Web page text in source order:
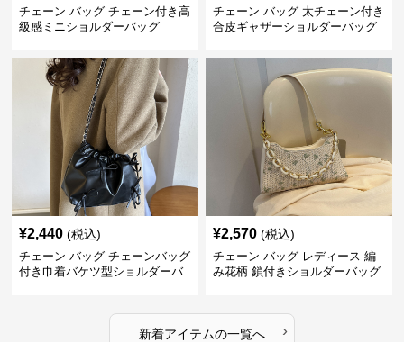
チェーン バッグ チェーン付き高
級感ミニショルダーバッグ
チェーン バッグ 太チェーン付き
合皮ギャザーショルダーバッグ
¥2,440 (税込)
チェーン バッグ チェーンバッグ
付き巾着バケツ型ショルダーバ
¥2,570 (税込)
チェーン バッグ レディース 編
み花柄 鎖付きショルダーバッグ
新着アイテムの一覧へ ›